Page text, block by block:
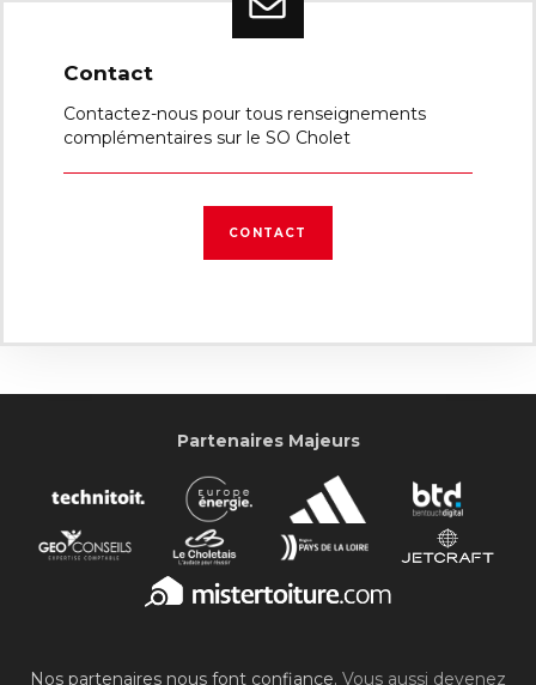
Contact
Contactez-nous pour tous renseignements
complémentaires sur le SO Cholet
CONTACT
Partenaires Majeurs
Nos partenaires nous font confiance. Vous aussi devenez